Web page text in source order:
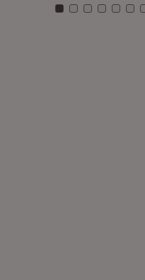
Zu Kachel: 0
Zu Kachel: 1
ZuZuZu